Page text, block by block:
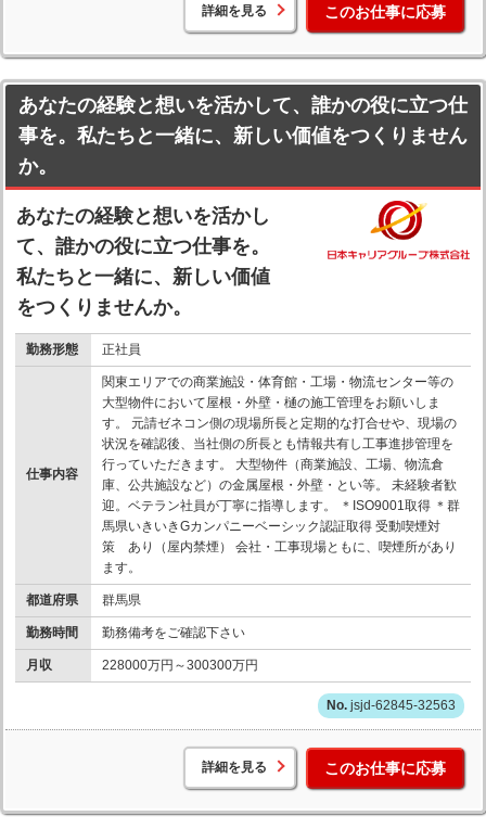
詳細を見る このお仕事に応募
あなたの経験と想いを活かして、誰かの役に立つ仕
事を。私たちと一緒に、新しい価値をつくりません
か。
あなたの経験と想いを活かし
て、誰かの役に立つ仕事を。
私たちと一緒に、新しい価値
をつくりませんか。
勤務形態 正社員
仕事内容
関東エリアでの商業施設・体育館・工場・物流センター等の
大型物件において屋根・外壁・樋の施工管理をお願いしま
す。 元請ゼネコン側の現場所長と定期的な打合せや、現場の
状況を確認後、当社側の所長とも情報共有し工事進捗管理を
行っていただきます。 大型物件（商業施設、工場、物流倉
庫、公共施設など）の金属屋根・外壁・とい等。 未経験者歓
迎。ベテラン社員が丁寧に指導します。 ＊ISO9001取得 ＊群
馬県いきいきGカンパニーベーシック認証取得 受動喫煙対
策 あり（屋内禁煙） 会社・工事現場ともに、喫煙所があり
ます。
都道府県 群馬県
勤務時間 勤務備考をご確認下さい
月収 228000万円～300300万円
jsjd-62845-32563
詳細を見る このお仕事に応募